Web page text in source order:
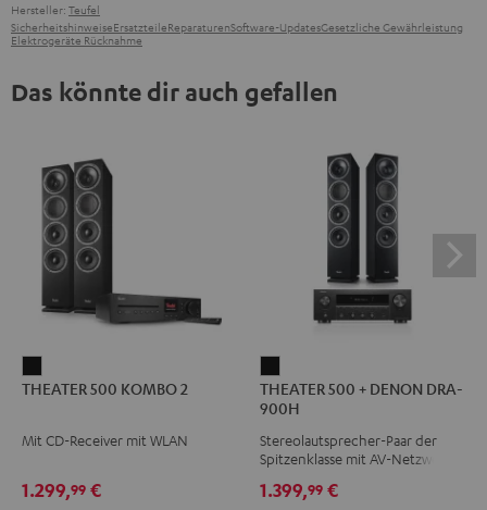
Hersteller: Teufel
SicherheitshinweiseErsatzteileReparaturenSoftware-UpdatesGesetzliche Gewährleistung
Elektrogeräte Rücknahme
Das könnte dir auch gefallen
500
2
THEATER 500 KOMBO 2
Mit CD-Receiver mit WLAN
1.299,99 €
500
+
DENON
900H
THEATER 500 + DENON DRA-
900H
Stereolautsprecher-Paar der
Spitzenklasse mit AV-Netzwerk-
1.399,99 €